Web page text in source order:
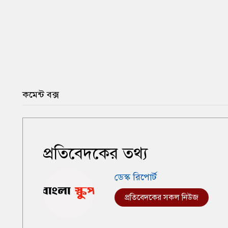
কমেন্ট বক্স
প্রতিবেদকের তথ্য
ডেস্ক রিপোর্ট
প্রতিবেদকের সকল নিউজ